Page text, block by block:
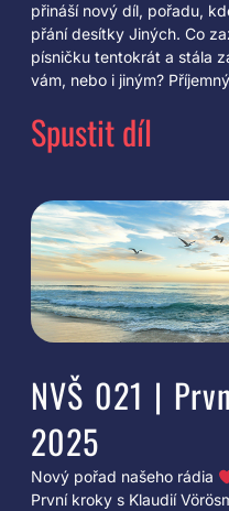
přináší nový díl, pořadu,
přání desítky Jiných. Co
písničku tentokrát a stála
vám, nebo i jiným? Příjemný
Spustit díl
NVŠ 021 |
2025
Nový pořad našeho rádia
První kroky s Klaudií